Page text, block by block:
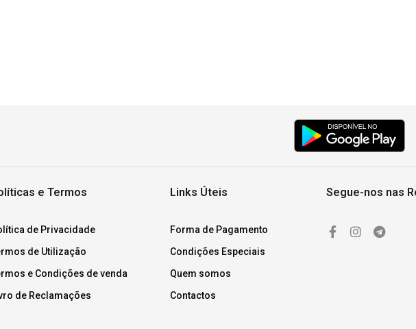
e Termos
de Privacidade
de Utilização
e Condições de venda
de Reclamações
Links Úteis
Forma de Pagamento
Condições Especiais
Quem somos
Contactos
Segue-nos nas